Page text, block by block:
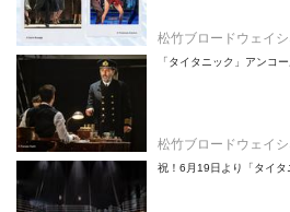
松竹ブロードウェイ
「タイタニック」アンコ
松竹ブロードウェイ
祝！6月19日より「タイタ